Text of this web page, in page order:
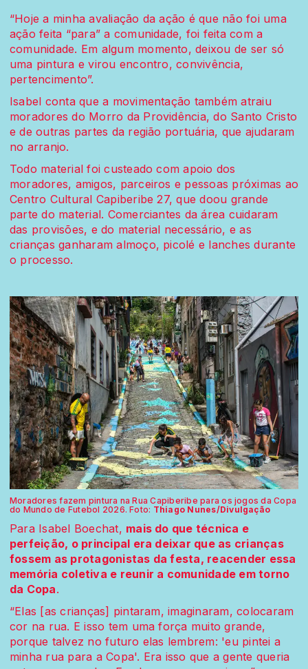
“Hoje a minha avaliação da ação é que não foi uma
ação feita “para” a comunidade, foi feita com a
comunidade. Em algum momento, deixou de ser só
uma pintura e virou encontro, convivência,
pertencimento”.
Isabel conta que a movimentação também atraiu
moradores do Morro da Providência, do Santo Cristo
e de outras partes da região portuária, que ajudaram
no arranjo.
Todo material foi custeado com apoio dos
moradores, amigos, parceiros e pessoas próximas ao
Centro Cultural Capiberibe 27, que doou grande
parte do material. Comerciantes da área cuidaram
das provisões, e do material necessário, e as
crianças ganharam almoço, picolé e lanches durante
o processo.
Moradores fazem pintura na Rua Capiberibe para os jogos da Copa
do Mundo de Futebol 2026. Foto: Thiago Nunes/Divulgação
Para Isabel Boechat, mais do que técnica e
perfeição, o principal era deixar que as crianças
fossem as protagonistas da festa, reacender essa
memória coletiva e reunir a comunidade em torno
da Copa.
“Elas [as crianças] pintaram, imaginaram, colocaram
cor na rua. E isso tem uma força muito grande,
porque talvez no futuro elas lembrem: 'eu pintei a
minha rua para a Copa'. Era isso que a gente queria